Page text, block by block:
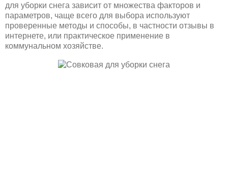
для уборки снега зависит от множества факторов и
параметров, чаще всего для выбора используют
проверенные методы и способы, в частности отзывы в
интернете, или практическое применение в
коммунальном хозяйстве.